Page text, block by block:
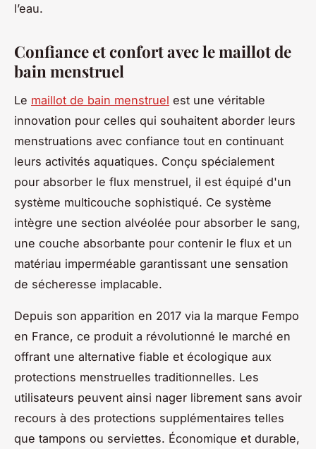
l’eau.
Confiance et confort avec le maillot de
bain menstruel
Le maillot de bain menstruel est une véritable
innovation pour celles qui souhaitent aborder leurs
menstruations avec confiance tout en continuant
leurs activités aquatiques. Conçu spécialement
pour absorber le flux menstruel, il est équipé d'un
système multicouche sophistiqué. Ce système
intègre une section alvéolée pour absorber le sang,
une couche absorbante pour contenir le flux et un
matériau imperméable garantissant une sensation
de sécheresse implacable.
Depuis son apparition en 2017 via la marque Fempo
en France, ce produit a révolutionné le marché en
offrant une alternative fiable et écologique aux
protections menstruelles traditionnelles. Les
utilisateurs peuvent ainsi nager librement sans avoir
recours à des protections supplémentaires telles
que tampons ou serviettes. Économique et durable,